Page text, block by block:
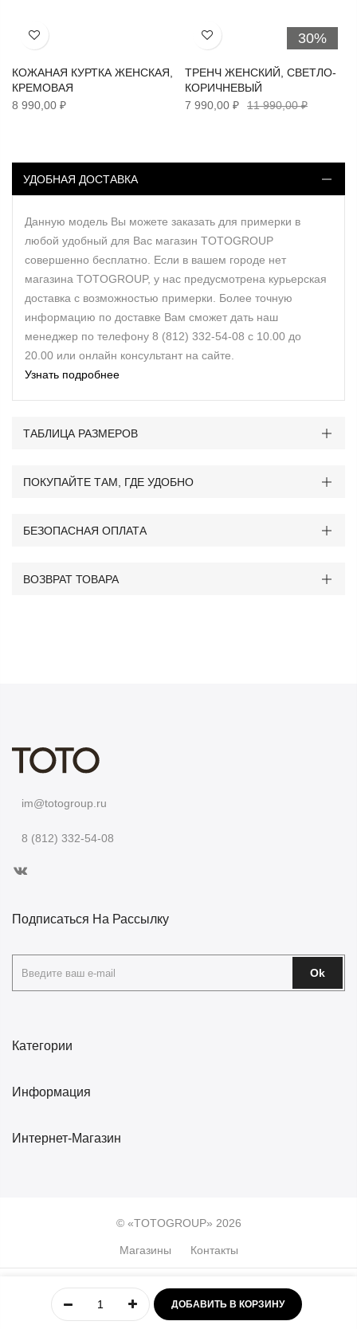
Хочу!
КОЖАНАЯ КУРТКА ЖЕНСКАЯ,
КРЕМОВАЯ
8 990,00 ₽
30%
Хочу!
ТРЕНЧ ЖЕНСКИЙ, СВЕТЛО-
КОРИЧНЕВЫЙ
7 990,00 ₽
11 990,00 ₽
УДОБНАЯ ДОСТАВКА
Данную модель Вы можете заказать для примерки в
любой удобный для Вас магазин TOTOGROUP
совершенно бесплатно. Если в вашем городе нет
магазина TOTOGROUP, у нас предусмотрена курьерская
доставка с возможностью примерки. Более точную
информацию по доставке Вам сможет дать наш
менеджер по телефону 8 (812) 332-54-08 с 10.00 до
20.00 или онлайн консультант на сайте.
Узнать подробнее
ТАБЛИЦА РАЗМЕРОВ
ПОКУПАЙТЕ ТАМ, ГДЕ УДОБНО
БЕЗОПАСНАЯ ОПЛАТА
ВОЗВРАТ ТОВАРА
im@totogroup.ru
8 (812) 332-54-08
Категории
Информация
Интернет-Магазин
Подписаться На Рассылку
Ok
© «TOTOGROUP» 2026
Магазины Контакты
Учётная
Меню Избранное
ДОБАВИТЬ В КОРЗИНУ